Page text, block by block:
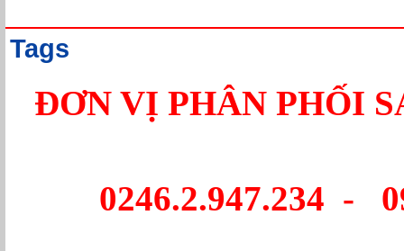
Tags
ĐƠN VỊ PHÂN PHỐI
0246.2.947.234 -